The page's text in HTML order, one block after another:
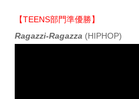
【TEENS部門準優勝】
Ragazzi-Ragazza (HIPHOP)